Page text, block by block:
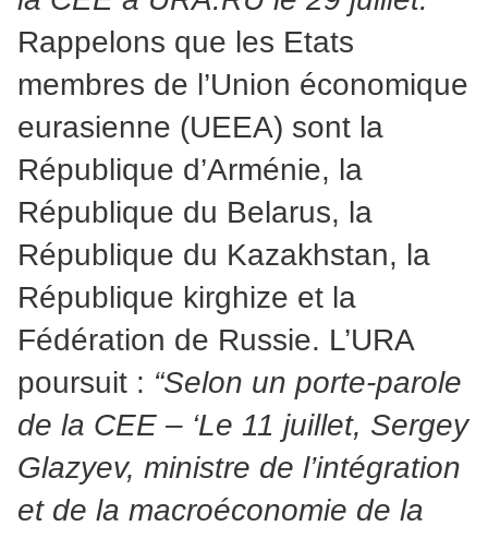
Rappelons que les Etats
membres de l’Union économique
eurasienne (UEEA) sont la
République d’Arménie, la
République du Belarus, la
République du Kazakhstan, la
République kirghize et la
Fédération de Russie. L’URA
poursuit : “Selon un porte-parole
de la CEE – ‘Le 11 juillet, Sergey
Glazyev, ministre de l’intégration
et de la macroéconomie de la